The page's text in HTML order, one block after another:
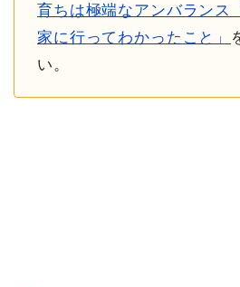
育ちは極端なアンバランス
家に行ってわかったこと」
い。